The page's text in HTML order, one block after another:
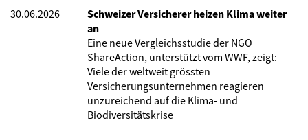
30.06.2026
Schweizer Versicherer heizen Klima weiter
an
Eine neue Vergleichsstudie der NGO
ShareAction, unterstützt vom WWF, zeigt:
Viele der weltweit grössten
Versicherungsunternehmen reagieren
unzureichend auf die Klima- und
Biodiversitätskrise